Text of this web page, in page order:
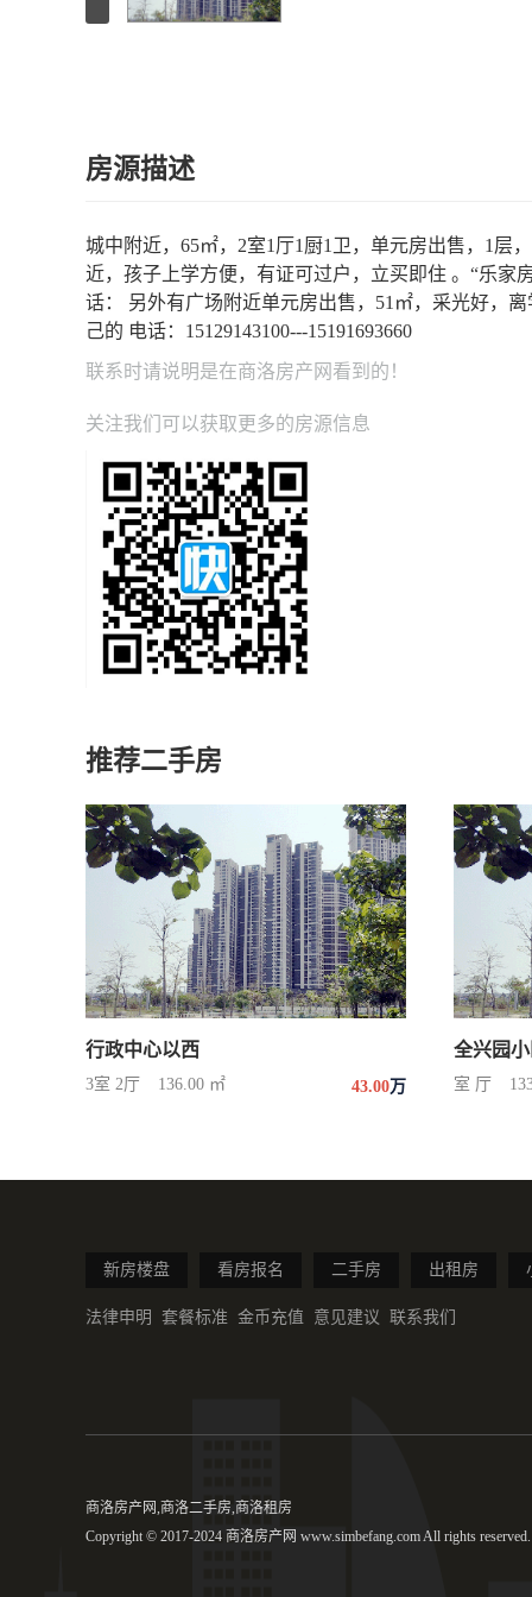
房源描述
城中附近，65㎡，2室1厅1厨1卫，单元房出售，1层
近，孩子上学方便，有证可过户，立买即住 。“乐家
话： 另外有广场附近单元房出售，51㎡，采光好，
己的 电话：15129143100---15191693660
联系时请说明是在商洛房产网 看到的！
关注我们可以获取更多的房源信息
推荐二手房
行政中心以西
3室 2厅 136.00 ㎡ 43.00万
全兴园
室 厅
新房楼盘 看房报名 二手房 出租房
法律申明 套餐标准 金币充值 意见建议 联系我们
商洛房产网,商洛二手房,商洛租房
Copyright © 2017-2024 商洛房产网 www.simbefang.com All rights reserved.